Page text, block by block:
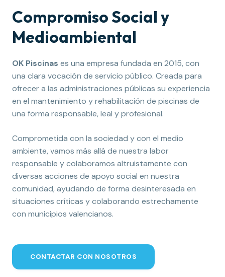
Compromiso Social y
Medioambiental
OK Piscinas es una empresa fundada en 2015, con
una clara vocación de servicio público. Creada para
ofrecer a las administraciones públicas su experiencia
en el mantenimiento y rehabilitación de piscinas de
una forma responsable, leal y profesional.
Comprometida con la sociedad y con el medio
ambiente, vamos más allá de nuestra labor
responsable y colaboramos altruistamente con
diversas acciones de apoyo social en nuestra
comunidad, ayudando de forma desinteresada en
situaciones críticas y colaborando estrechamente
con municipios valencianos.
CONTACTAR CON NOSOTROS